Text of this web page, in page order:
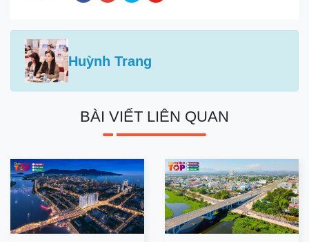
Huỳnh Trang
BÀI VIẾT LIÊN QUAN